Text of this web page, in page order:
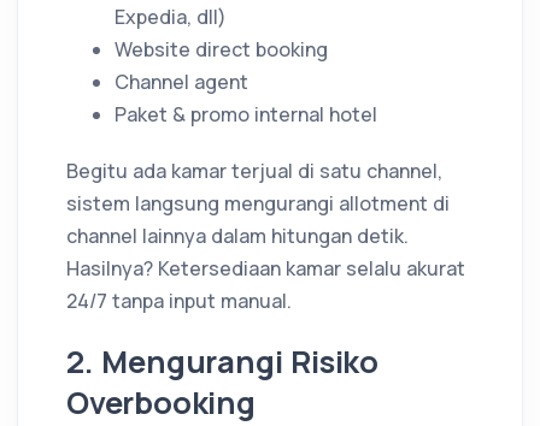
Expedia, dll)
Website direct booking
Channel agent
Paket & promo internal hotel
Begitu ada kamar terjual di satu channel,
sistem langsung mengurangi allotment di
channel lainnya dalam hitungan detik.
Hasilnya? Ketersediaan kamar selalu akurat
24/7 tanpa input manual.
2. Mengurangi Risiko
Overbooking